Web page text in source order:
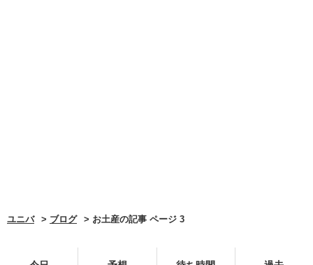
ユニバ ブログ お土産の記事 ページ 3